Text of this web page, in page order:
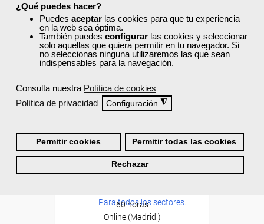
¿Qué puedes hacer?
Puedes aceptar las cookies para que tu experiencia
en la web sea óptima.
También puedes configurar las cookies y seleccionar
solo aquellas que quiera permitir en tu navegador. Si
no seleccionas ninguna utilizaremos las que sean
indispensables para la navegación.
Consulta nuestra Política de cookies
Política de privacidad
Configuración ◮
Permitir cookies Permitir todas las cookies
Rechazar
Formación 100%
subvencionada.
Para trabajadores y
autónomos de Madrid.
Para todos los sectores.
Emprender un negocio
Curso Gratuito
60 horas
Online (Madrid )